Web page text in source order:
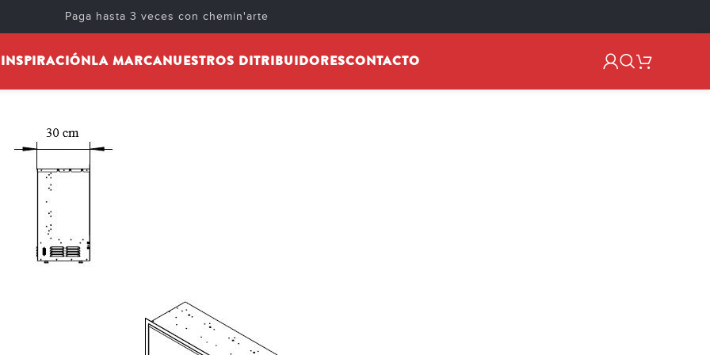
Paga hasta 3 veces con chemin'arte
INSPIRACIÓNLA MARCANUESTROS DITRIBUIDORESCONTACTO
OXFORD ULTIMATE FLAME
cheminarteecom